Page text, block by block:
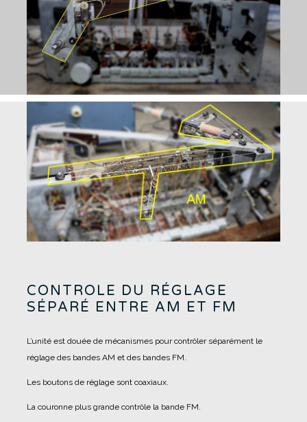
CONTROLE DU RÉGLAGE
SÉPARÉ ENTRE AM ET FM
L’unité est douée de mécanismes pour contrôler séparément le
réglage des bandes AM et des bandes FM.
Les boutons de réglage sont coaxiaux.
La couronne plus grande contrôle la bande FM.